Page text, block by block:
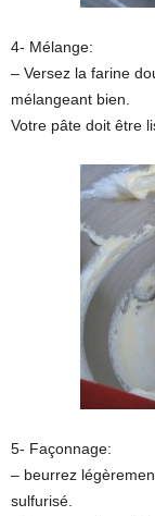
4- Mélange:
– Versez la farine
mélangeant bien.
Votre pâte doit être
5- Façonnage:
– beurrez
sulfurisé.